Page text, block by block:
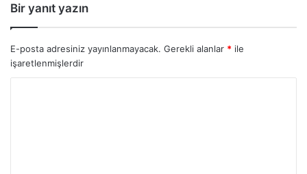
Bir yanıt yazın
E-posta adresiniz yayınlanmayacak. Gerekli alanlar * ile
işaretlenmişlerdir